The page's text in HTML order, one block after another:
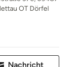
OT Dörfel
Nachricht